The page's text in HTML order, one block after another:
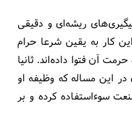
ریشه‌ای و دقیقی
کار به یقین شرعا حرام
آن فتوا داده‌اند. ثانیا
این مساله که وظیفه او
سوءاستفاده کرده و بر